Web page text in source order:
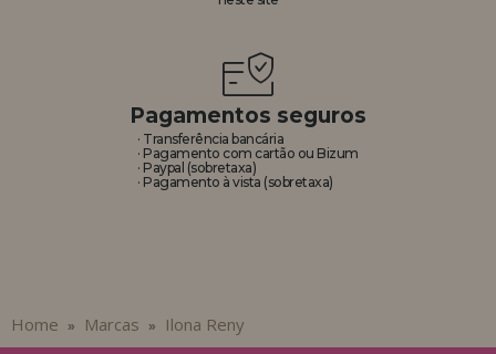
Pagamentos seguros
· Transferência bancária
· Pagamento com cartão ou Bizum
· Paypal (sobretaxa)
· Pagamento à vista (sobretaxa)
Home » Marcas » Ilona Reny